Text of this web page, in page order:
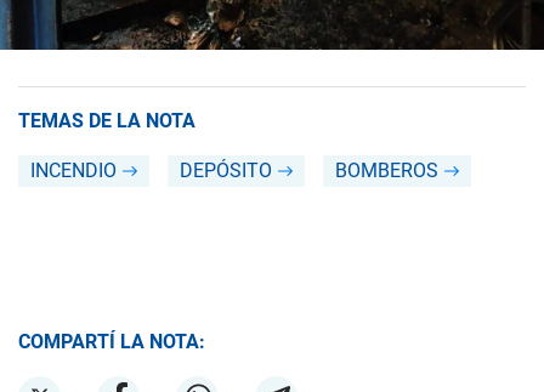
TEMAS DE LA NOTA
INCENDIO DEPÓSITO BOMBEROS
COMPARTÍ LA NOTA: